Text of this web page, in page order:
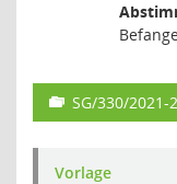
SG/330/2021-
Vorlage